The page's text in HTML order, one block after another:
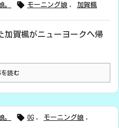
。  モーニング娘 ,
加賀楓
加賀楓がニューヨークへ帰
読む
。  OG , モーニング娘 ,